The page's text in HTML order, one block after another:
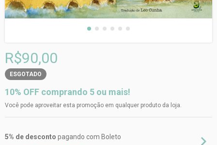
R$90,00
ESGOTADO
10% OFF comprando 5 ou mais!
Você pode aproveitar esta promoção em qualquer produto da loja.
5% de desconto pagando com Boleto